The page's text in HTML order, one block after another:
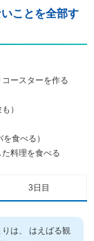
ことを全部す
ースターを作る
）
食べる）
料理を食べる
3日目
は、 はえばる観